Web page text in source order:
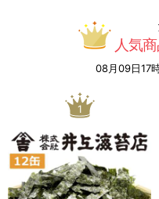
人気
08月09日17
1